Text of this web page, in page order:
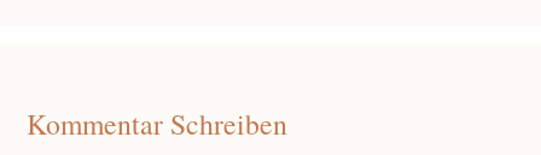
Kommentar Schreiben